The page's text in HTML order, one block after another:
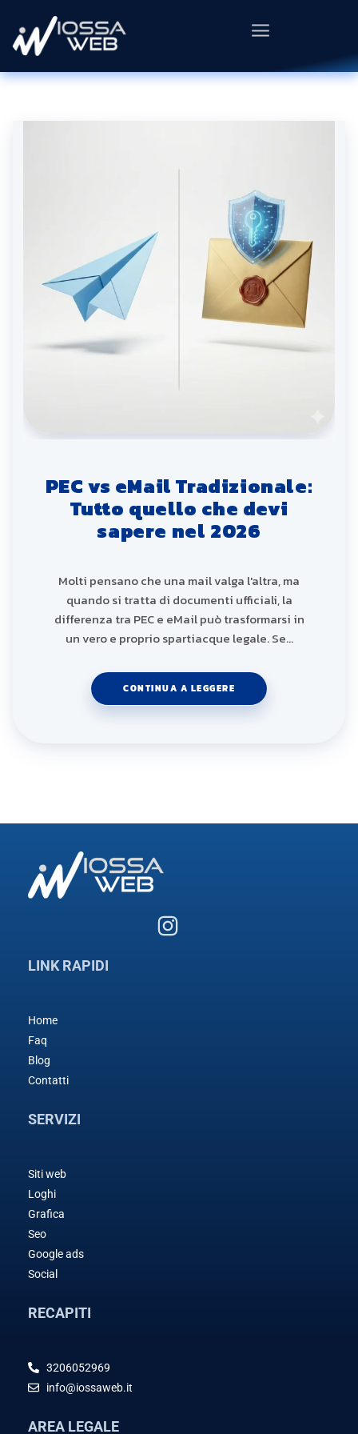
PEC vs eMail Tradizionale:
Tutto quello che devi
sapere nel 2026
Molti pensano che una mail valga l'altra, ma
quando si tratta di documenti ufficiali, la
differenza tra PEC e eMail può trasformarsi in
un vero e proprio spartiacque legale. Se…
CONTINUA A LEGGERE
LINK RAPIDI
Home
Faq
Blog
Contatti
SERVIZI
Siti web
Loghi
Grafica
Seo
Google ads
Social
RECAPITI
3206052969
info@iossaweb.it
AREA LEGALE